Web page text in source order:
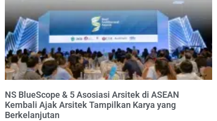
NS BlueScope & 5 Asosiasi Arsitek di ASEAN
Kembali Ajak Arsitek Tampilkan Karya yang
Berkelanjutan